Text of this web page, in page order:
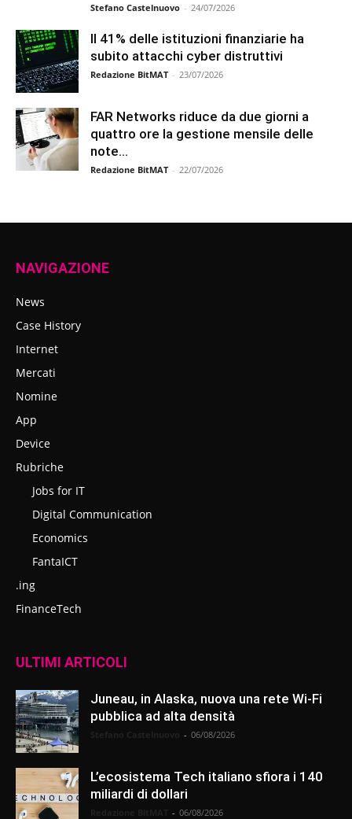
Stefano Castelnuovo - 24/07/2026
Il 41% delle istituzioni finanziarie ha
subito attacchi cyber distruttivi
Redazione BitMAT - 23/07/2026
FAR Networks riduce da due giorni a
quattro ore la gestione mensile delle
note...
Redazione BitMAT - 22/07/2026
NAVIGAZIONE
News
Case History
Internet
Mercati
Nomine
App
Device
Rubriche
Jobs for IT
Digital Communication
Economics
FantaICT
.ing
FinanceTech
ULTIMI ARTICOLI
Juneau, in Alaska, nuova una rete Wi-Fi
pubblica ad alta densità
- 06/08/2026
L’ecosistema Tech italiano sfiora i 140
miliardi di dollari
- 06/08/2026